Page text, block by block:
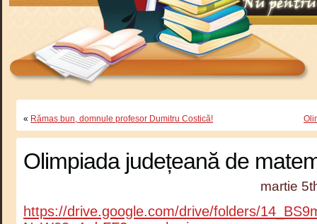
« Rămas bun, domnule profesor Dumitru Costică!
Olimpiada județeană de
martie
https://drive.google.com/drive/folders/